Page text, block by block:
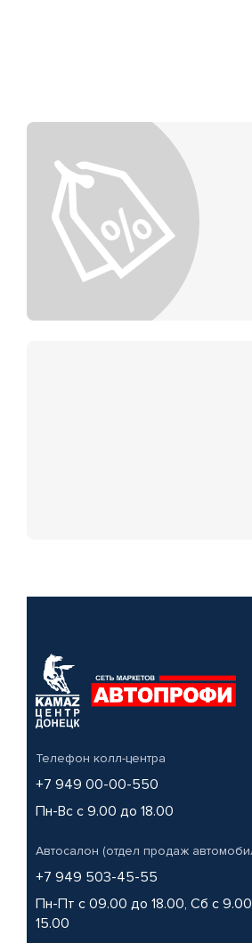
Телефон колл-центра
+7 949 00-00-550
Пн-Вс с 9.00 до 18.00
Автосалон (отдел продаж
+7 949 503-45-55
Пн-Пт с 09.00 до 18.00, Сб с
15.00